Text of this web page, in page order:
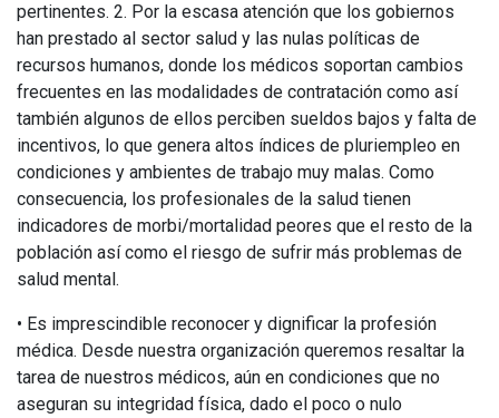
pertinentes. 2. Por la escasa atención que los gobiernos
han prestado al sector salud y las nulas políticas de
recursos humanos, donde los médicos soportan cambios
frecuentes en las modalidades de contratación como así
también algunos de ellos perciben sueldos bajos y falta de
incentivos, lo que genera altos índices de pluriempleo en
condiciones y ambientes de trabajo muy malas. Como
consecuencia, los profesionales de la salud tienen
indicadores de morbi/mortalidad peores que el resto de la
población así como el riesgo de sufrir más problemas de
salud mental.
• Es imprescindible reconocer y dignificar la profesión
médica. Desde nuestra organización queremos resaltar la
tarea de nuestros médicos, aún en condiciones que no
aseguran su integridad física, dado el poco o nulo